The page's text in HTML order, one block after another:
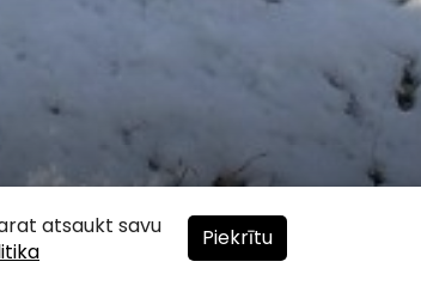
atsaukt savu
Piekrītu